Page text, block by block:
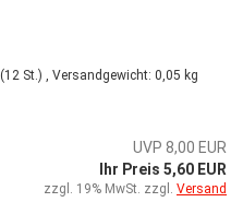
(12 St.) , Versandgewicht: 0,05 kg
UVP 8,00 EUR
Ihr Preis 5,60 EUR
zzgl. 19% MwSt. zzgl. Versand